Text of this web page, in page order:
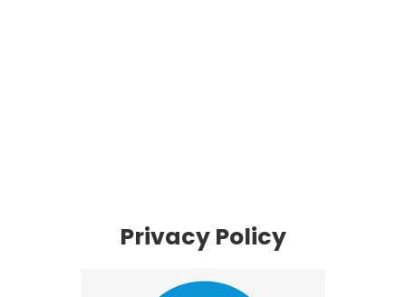
Privacy Policy